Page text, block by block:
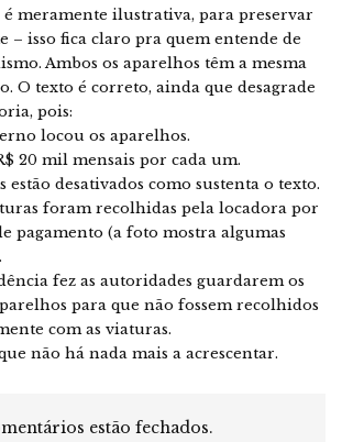
é meramente ilustrativa, para preservar
– isso fica claro pra quem entende de
Ambos os aparelhos têm a mesma
O texto é correto, ainda que desagrade
pois:
locou os aparelhos.
20 mil mensais por cada um.
estão desativados como sustenta o texto.
foram recolhidas pela locadora por
pagamento (a foto mostra algumas
fez as autoridades guardarem os
para que não fossem recolhidos
com as viaturas.
não há nada mais a acrescentar.
estão fechados.